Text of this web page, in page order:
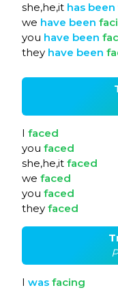
she,he,it has been
we have been
you have been
they have been
I faced
you faced
she,he,it faced
we faced
you faced
they faced
I was facing